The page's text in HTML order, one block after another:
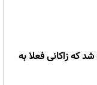
که زاکانی فعلا به